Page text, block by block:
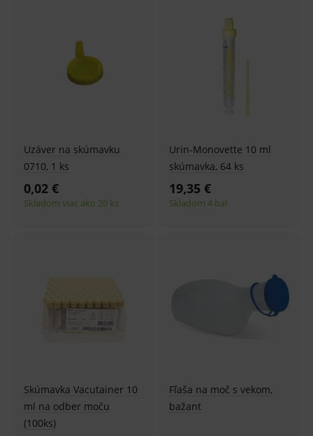
Uzáver na skúmavku
0710, 1 ks
0,02 €
Skladom viac ako 20 ks
Urin-Monovette 10 ml
skúmavka, 64 ks
19,35 €
Skladom 4 bal
Skúmavka Vacutainer 10
ml na odber moču
(100ks)
Fľaša na moč s vekom,
bažant